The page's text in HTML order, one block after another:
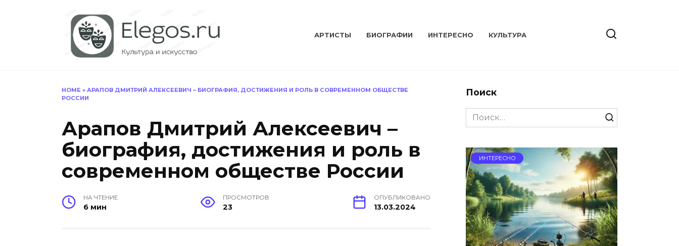
АРТИСТЫ БИОГРАФИИ ИНТЕРЕСНО КУЛЬТУРА
HOME » АРАПОВ ДМИТРИЙ АЛЕКСЕЕВИЧ – БИОГРАФИЯ, ДОСТИЖЕНИЯ И РОЛЬ В СОВРЕМЕННОМ ОБЩЕСТВЕ
РОССИИ
Арапов Дмитрий Алексеевич –
биография, достижения и роль в
современном обществе России
НА ЧТЕНИЕ
6 мин
ПРОСМОТРОВ
23
ОПУБЛИКОВАНО
13.03.2024
Поиск
Search
for:
ИНТЕРЕСНО